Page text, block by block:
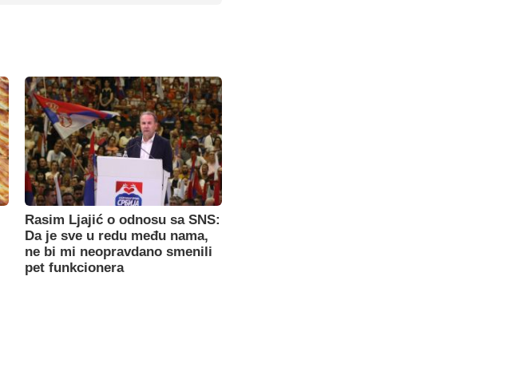
Rasim Ljajić o odnosu sa SNS:
Da je sve u redu među nama,
ne bi mi neopravdano smenili
pet funkcionera